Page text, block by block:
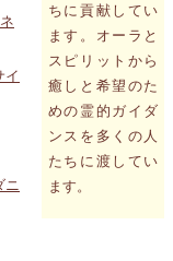
ちに貢献してい
ます。オーラと
スピリットから
癒しと希望のた
めの霊的ガイダ
ンスを多くの人
たちに渡してい
ます。
イ
ニ